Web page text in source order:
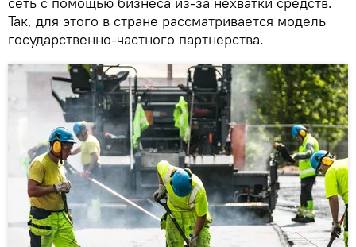
Так, для этого в стране рассматривается модель
государственно-частного партнерства.